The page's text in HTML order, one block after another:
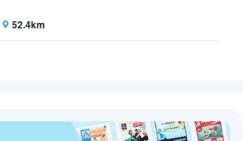
52.4km